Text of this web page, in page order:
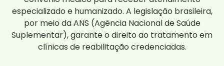
especializado e humanizado. A legislação brasileira,
por meio da ANS (Agência Nacional de Saúde
Suplementar), garante o direito ao tratamento em
clínicas de reabilitação credenciadas.